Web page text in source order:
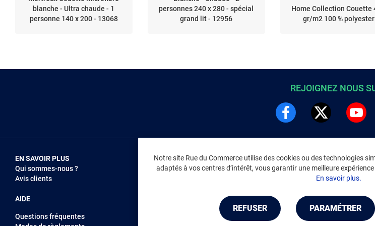
blanche - Ultra chaude - 1
personne 140 x 200 - 13068
personnes 240 x 280 - spécial
grand lit - 12956
Home Collection Couette
gr/m2 100 % polyester
Notre site Rue du Commerce utilise des cookies ou des technologies
adaptés à vos centres d’intérêt, vous garantir une meilleure
En savoir plus.
REFUSER PARAMÉTRER
REJOIGNEZ NOUS
EN SAVOIR PLUS
Qui sommes-nous ?
Avis clients
AIDE
Questions fréquentes
NOUS REJOINDRE
Vendez sur RDC
CGV/CGU
Gérer
Mentions